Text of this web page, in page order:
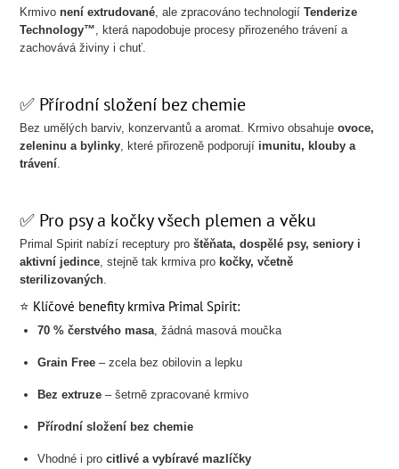
Krmivonení extrudované, ale zpracováno technologiíTenderize
Technology™, která napodobuje procesy přirozeného trávení a
zachovává živiny i chuť.
✅ Přírodní složení bez chemie
Bez umělých barviv, konzervantů a aromat. Krmivo obsahujeovoce,
zeleninu a bylinky, které přirozeně podporují imunitu, klouby a
trávení.
✅ Pro psy a kočky všech plemen a věku
Primal Spirit nabízí receptury proštěňata, dospělé psy, seniory i
aktivní jedince, stejně tak krmiva pro kočky, včetně
sterilizovaných.
⭐ Klíčové benefity krmiva Primal Spirit:
70 % čerstvého masa, žádná masová moučka
Grain Free – zcela bez obilovin a lepku
Bez extruze – šetrně zpracované krmivo
Přírodní složení bez chemie
Vhodné i procitlivé a vybíravé mazlíčky